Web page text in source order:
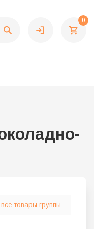
0
товары группы